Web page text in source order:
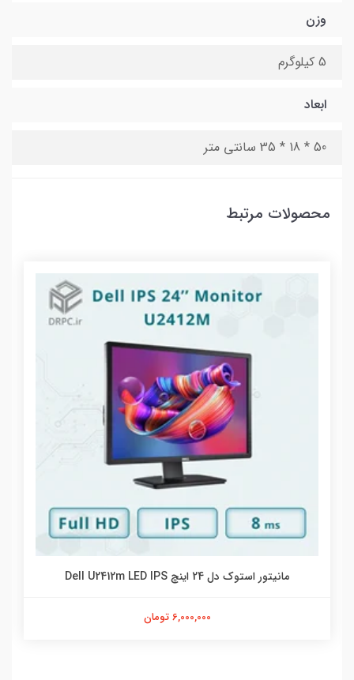
وزن
5 کیلوگرم
ابعاد
50 * 18 * 35 سانتی متر
محصولات مرتبط
مانیتور استوک دل 24 اینچ Dell U2412m LED IPS
6,000,000 تومان